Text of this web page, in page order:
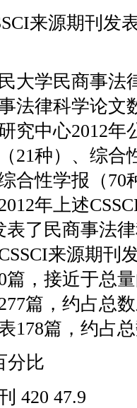
来源期刊发
学民商事法
法律科学论文
究中心2012年
21种）、综合
合性学报（70
年上述
表了民商事法
来源期刊
篇，接近于总
篇，约占总
178篇，约占
比
47.9